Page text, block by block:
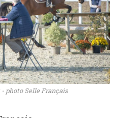
- photo Selle Français